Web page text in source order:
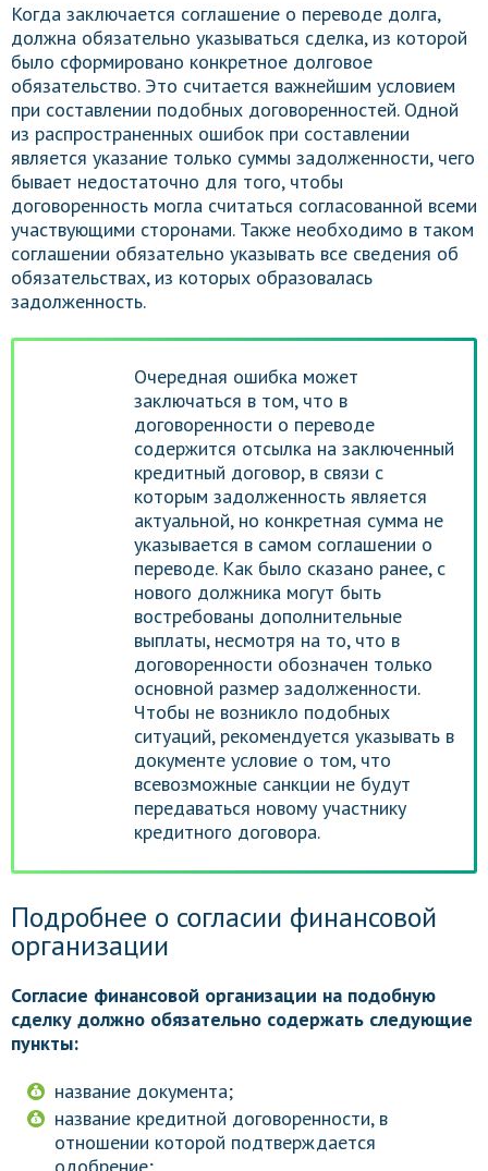
Когда заключается соглашение о переводе долга,
должна обязательно указываться сделка, из которой
было сформировано конкретное долговое
обязательство. Это считается важнейшим условием
при составлении подобных договоренностей. Одной
из распространенных ошибок при составлении
является указание только суммы задолженности, чего
бывает недостаточно для того, чтобы
договоренность могла считаться согласованной всеми
участвующими сторонами. Также необходимо в таком
соглашении обязательно указывать все сведения об
обязательствах, из которых образовалась
задолженность.
Очередная ошибка может
заключаться в том, что в
договоренности о переводе
содержится отсылка на заключенный
кредитный договор, в связи с
которым задолженность является
актуальной, но конкретная сумма не
указывается в самом соглашении о
переводе. Как было сказано ранее, с
нового должника могут быть
востребованы дополнительные
выплаты, несмотря на то, что в
договоренности обозначен только
основной размер задолженности.
Чтобы не возникло подобных
ситуаций, рекомендуется указывать в
документе условие о том, что
всевозможные санкции не будут
передаваться новому участнику
кредитного договора.
Подробнее о согласии финансовой
организации
Согласие финансовой организации на подобную
сделку должно обязательно содержать следующие
пункты:
название документа;
название кредитной договоренности, в
отношении которой подтверждается